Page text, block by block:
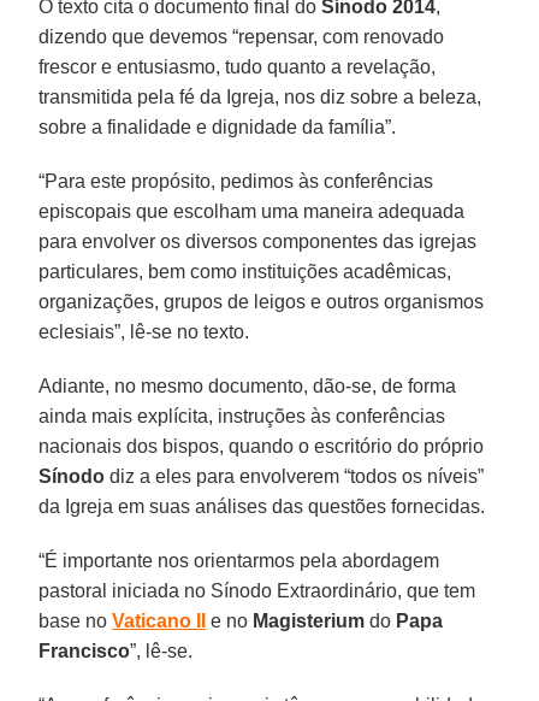
O texto cita o documento final doSínodo 2014,
dizendo que devemos “repensar, com renovado
frescor e entusiasmo, tudo quanto a revelação,
transmitida pela fé da Igreja, nos diz sobre a beleza,
sobre a finalidade e dignidade da família”.
“Para este propósito, pedimos às conferências
episcopais que escolham uma maneira adequada
para envolver os diversos componentes das igrejas
particulares, bem como instituições acadêmicas,
organizações, grupos de leigos e outros organismos
eclesiais”, lê-se no texto.
Adiante, no mesmo documento, dão-se, de forma
ainda mais explícita, instruções às conferências
nacionais dos bispos, quando o escritório do próprio
Sínodo diz a eles para envolverem “todos os níveis”
da Igreja em suas análises das questões fornecidas.
“É importante nos orientarmos pela abordagem
pastoral iniciada no Sínodo Extraordinário, que tem
base noVaticano II e no Magisterium do Papa
Francisco”, lê-se.